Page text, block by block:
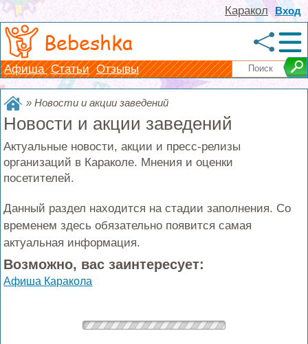
Вход
Каракол
Bebeshka
Афиша Статьи Отзывы
»Новости и акции заведений
Новости и акции заведений
Актуальные новости, акции и пресс-релизы
организаций в Караколе. Мнения и оценки
посетителей.
Данный раздел находится на стадии заполнения. Со
временем здесь обязательно появится самая
актуальная информация.
Возможно, вас заинтересует:
Афиша Каракола